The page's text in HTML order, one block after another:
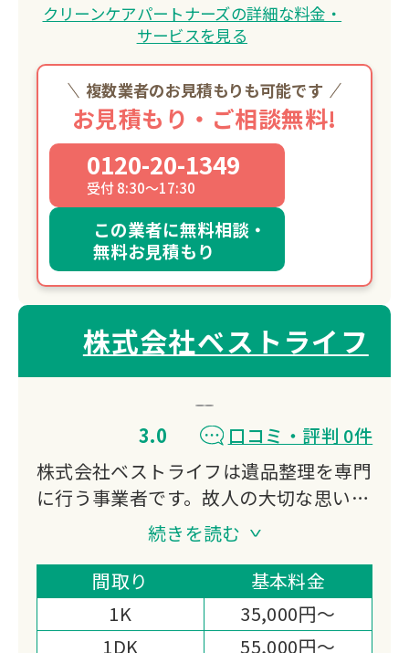
クリーンケアパートナーズの詳細な料金・
サービスを見る
複数業者のお見積もりも可能です
お見積もり・ご相談無料!
0120-20-1349
受付 8:30～17:30
この業者に無料相談・
無料お見積もり
株式会社ベストライフ
3.0
口コミ・評判 0件
株式会社ベストライフは遺品整理を専門
に行う事業者です。故人の大切な思い出
の品々を丁寧に扱いながら、遺族の方々
に寄り添ったサービスを提供。不用品の
処分から貴重品の仕分けまで、遺品整理
に関わる様々な作業をトータルでサポー
トいたします。
続きを読む
間取り
基本料金
1K
35,000円～
1DK
55,000円～